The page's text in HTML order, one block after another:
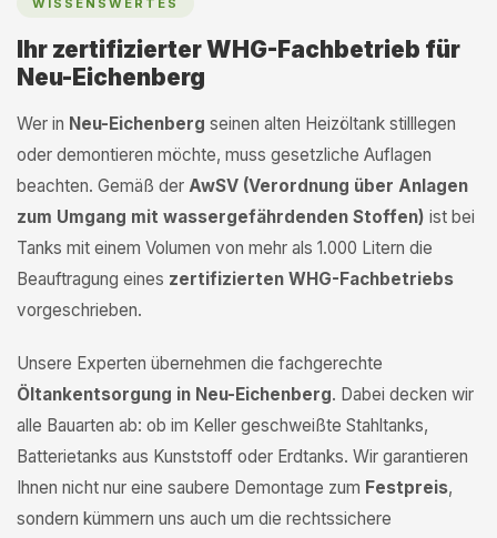
WISSENSWERTES
Ihr zertifizierter WHG-Fachbetrieb für
Neu-Eichenberg
Wer in Neu-Eichenberg seinen alten Heizöltank stilllegen
oder demontieren möchte, muss gesetzliche Auflagen
beachten. Gemäß der AwSV (Verordnung über Anlagen
zum Umgang mit wassergefährdenden Stoffen) ist bei
Tanks mit einem Volumen von mehr als 1.000 Litern die
Beauftragung eines zertifizierten WHG-Fachbetriebs
vorgeschrieben.
Unsere Experten übernehmen die fachgerechte
Öltankentsorgung in Neu-Eichenberg. Dabei decken wir
alle Bauarten ab: ob im Keller geschweißte Stahltanks,
Batterietanks aus Kunststoff oder Erdtanks. Wir garantieren
Ihnen nicht nur eine saubere Demontage zum Festpreis,
sondern kümmern uns auch um die rechtssichere